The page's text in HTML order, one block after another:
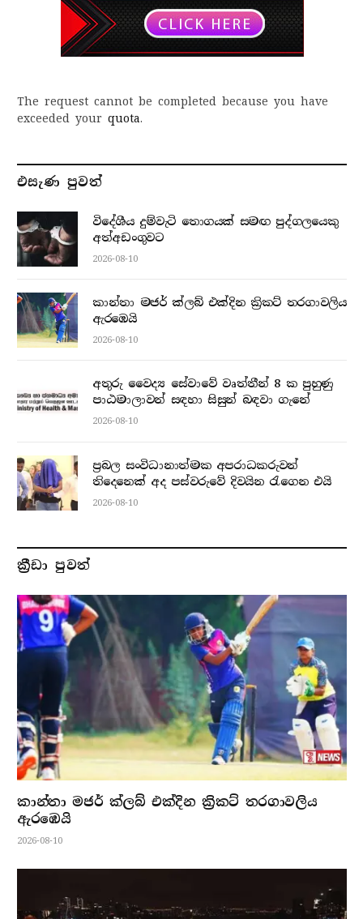
The request cannot be completed because you have
exceeded your quota.
එසැණ පුව​ත්
විදේශීය දුම්වැටි තොගයක් සමඟ පුද්ගලයෙකු
අත්අඩංගුවට
2026-08-10
කාන්තා මජර් ක්ලබ් එක්දින ක්‍රිකට් තරගාවලිය
ඇරඹෙයි
2026-08-10
අතුරු වෛද්‍ය සේවාවේ වෘත්තීන් 8 ක පුහුණු
පාඨමාලාවන් සඳහා සිසුන් බඳවා ගැනේ
2026-08-10
ප්‍රබල සංවිධානාත්මක අපරාධකරුවන්
තිදෙනෙක් අද පස්වරුවේ දිවයින රැගෙන එයි
2026-08-10
ක්‍රීඩා පුවත්
කාන්තා මජර් ක්ලබ් එක්දින ක්‍රිකට් තරගාවලිය
ඇරඹෙයි
2026-08-10